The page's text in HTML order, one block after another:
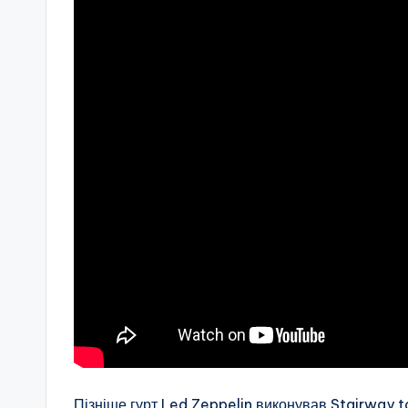
Пізніше гурт Led Zeppelin виконував Stairway